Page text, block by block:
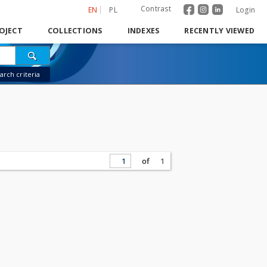
EN PL Contrast Login
COLLECTIONS INDEXES RECENTLY VIEWED
criteria
of 1